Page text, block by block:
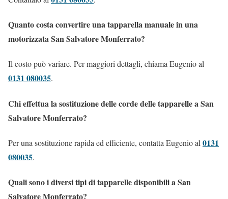
Quanto costa convertire una tapparella manuale in una
motorizzata San Salvatore Monferrato?
Il costo può variare. Per maggiori dettagli, chiama Eugenio al
0131 080035.
Chi effettua la sostituzione delle corde delle tapparelle a San
Salvatore Monferrato?
Per una sostituzione rapida ed efficiente, contatta Eugenio al 0131
080035.
Quali sono i diversi tipi di tapparelle disponibili a San
Salvatore Monferrato?